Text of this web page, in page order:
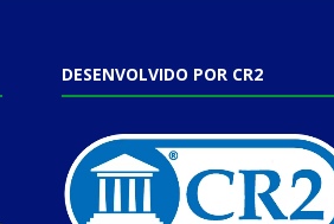
DESENVOLVIDO POR CR2